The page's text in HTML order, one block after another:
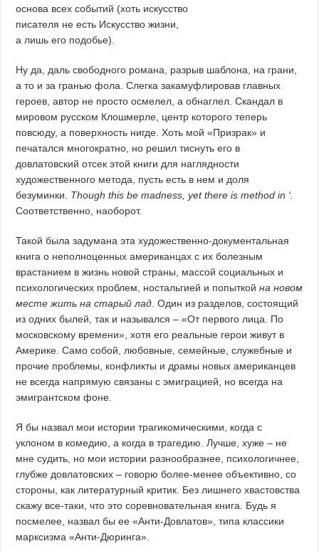
основа всех событий (хоть искусство
писателя не есть Искусство жизни,
а лишь его подобье).
Ну да, даль свободного романа, разрыв шаблона, на грани,
а то и за гранью фола. Слегка закамуфлировав главных
героев, автор не просто осмелел, а обнаглел. Скандал в
мировом русском Клошмерле, центр которого теперь
повсюду, а поверхность нигде. Хоть мой «Призрак» и
печатался многократно, но решил тиснуть его в
довлатовский отсек этой книги для наглядности
художественного метода, пусть есть в нем и доля
безуминки. Though this be madness, yet there is method in ‘.
Соответственно, наоборот.
Такой была задумана эта художественно-документальная
книга о неполноценных американцах с их болезным
врастанием в жизнь новой страны, массой социальных и
психологических проблем, ностальгией и попыткойна новом
месте жить на старый лад. Один из разделов, состоящий
из одних былей, так и назывался – «От первого лица. По
московскому времени», хотя его реальные герои живут в
Америке. Само собой, любовные, семейные, служебные и
прочие проблемы, конфликты и драмы новых американцев
не всегда напрямую связаны с эмиграцией, но всегда на
эмигрантском фоне.
Я бы назвал мои истории трагикомическими, когда с
уклоном в комедию, а когда в трагедию. Лучше, хуже – не
мне судить, но мои истории разнообразнее, психологичнее,
глубже довлатовских – говорю более-менее объективно, со
стороны, как литературный критик. Без лишнего хвастовства
скажу все-таки, что это соревновательная книга. Будь я
посмелее, назвал бы ее «Анти-Довлатов», типа классики
марксизма «Анти-Дюринга».